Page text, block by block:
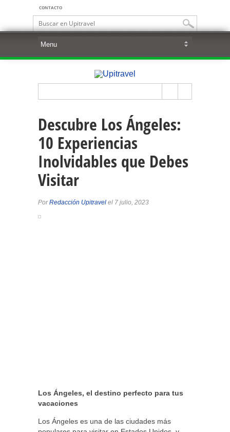
CONTACTO
Descubre Los Ángeles:
10 Experiencias
Inolvidables que Debes
Visitar
PorRedacción Upitravel el 7 julio, 2023
Los Ángeles, el destino perfecto para tus
vacaciones
Los Ángeles es una de las ciudades más